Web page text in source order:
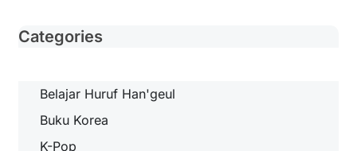
Categories
Belajar Huruf Han'geul
Buku Korea
K-Pop